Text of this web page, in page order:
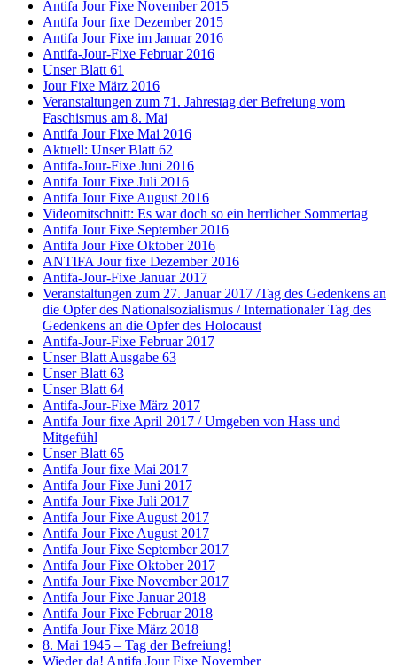
Antifa Jour Fixe November 2015
Antifa Jour fixe Dezember 2015
Antifa Jour Fixe im Januar 2016
Antifa-Jour-Fixe Februar 2016
Unser Blatt 61
Jour Fixe März 2016
Veranstaltungen zum 71. Jahrestag der Befreiung vom
Faschismus am 8. Mai
Antifa Jour Fixe Mai 2016
Aktuell: Unser Blatt 62
Antifa-Jour-Fixe Juni 2016
Antifa Jour Fixe Juli 2016
Antifa Jour Fixe August 2016
Videomitschnitt: Es war doch so ein herrlicher Sommertag
Antifa Jour Fixe September 2016
Antifa Jour Fixe Oktober 2016
ANTIFA Jour fixe Dezember 2016
Antifa-Jour-Fixe Januar 2017
Veranstaltungen zum 27. Januar 2017 /Tag des Gedenkens an
die Opfer des Nationalsozialismus / Internationaler Tag des
Gedenkens an die Opfer des Holocaust
Antifa-Jour-Fixe Februar 2017
Unser Blatt Ausgabe 63
Unser Blatt 63
Unser Blatt 64
Antifa-Jour-Fixe März 2017
Antifa Jour fixe April 2017 / Umgeben von Hass und
Mitgefühl
Unser Blatt 65
Antifa Jour fixe Mai 2017
Antifa Jour Fixe Juni 2017
Antifa Jour Fixe Juli 2017
Antifa Jour Fixe August 2017
Antifa Jour Fixe August 2017
Antifa Jour Fixe September 2017
Antifa Jour Fixe Oktober 2017
Antifa Jour Fixe November 2017
Antifa Jour Fixe Januar 2018
Antifa Jour Fixe Februar 2018
Antifa Jour Fixe März 2018
8. Mai 1945 – Tag der Befreiung!
Wieder da! Antifa Jour Fixe November